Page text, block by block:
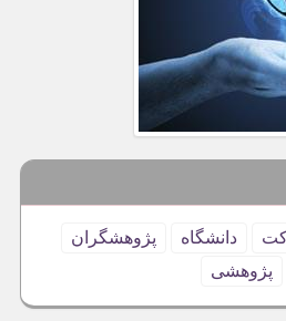
دانشگاه
پژوهشگران
پژوهشی